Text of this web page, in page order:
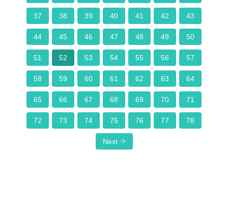
37 38 39 40 41 42 43
44 45 46 47 48 49 50
51 52 53 54 55 56 57
58 59 60 61 62 63 64
65 66 67 68 69 70 71
72 73 74 75 76 77 78
Next